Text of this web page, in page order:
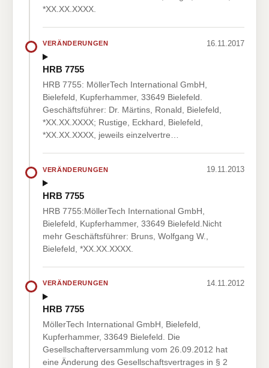
*XX.XX.XXXX.
VERÄNDERUNGEN 16.11.2017
HRB 7755
HRB 7755: MöllerTech International GmbH,
Bielefeld, Kupferhammer, 33649 Bielefeld.
Geschäftsführer: Dr. Märtins, Ronald, Bielefeld,
*XX.XX.XXXX; Rustige, Eckhard, Bielefeld,
*XX.XX.XXXX, jeweils einzelvertre…
VERÄNDERUNGEN 19.11.2013
HRB 7755
HRB 7755:MöllerTech International GmbH,
Bielefeld, Kupferhammer, 33649 Bielefeld.Nicht
mehr Geschäftsführer: Bruns, Wolfgang W.,
Bielefeld, *XX.XX.XXXX.
VERÄNDERUNGEN 14.11.2012
HRB 7755
MöllerTech International GmbH, Bielefeld,
Kupferhammer, 33649 Bielefeld. Die
Gesellschafterversammlung vom 26.09.2012 hat
eine Änderung des Gesellschaftsvertrages in § 2